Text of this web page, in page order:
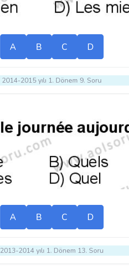
A B C D
2014-2015 yılı 1. Dönem 9. Soru
A B C D
2013-2014 yılı 1. Dönem 13. Soru